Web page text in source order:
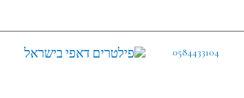
0584433104